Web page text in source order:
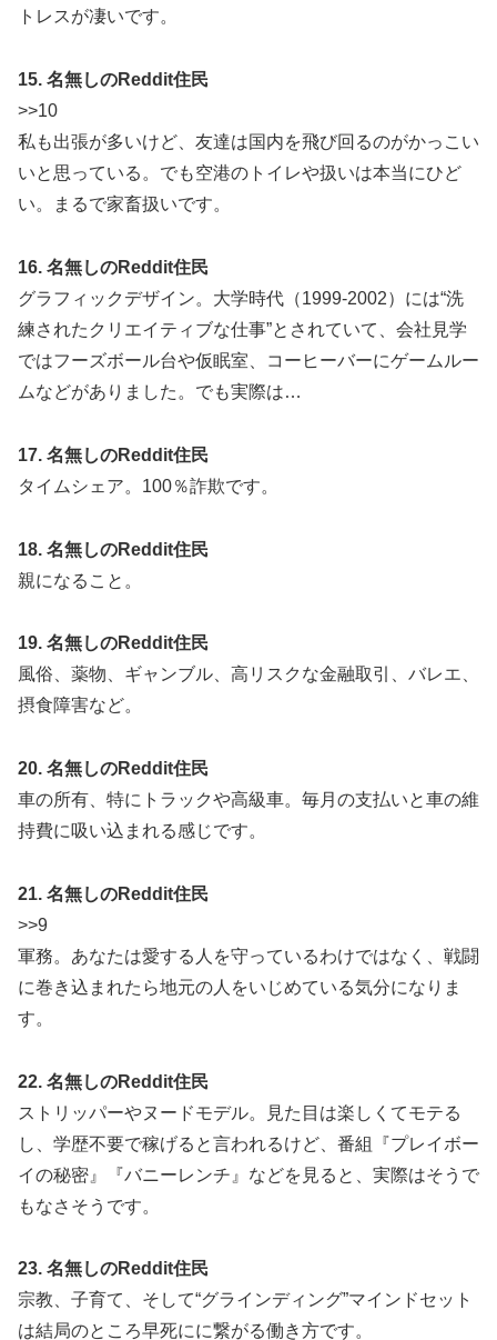
トレスが凄いです。
15. 名無しのReddit住民
>>10
私も出張が多いけど、友達は国内を飛び回るのがかっこい
いと思っている。でも空港のトイレや扱いは本当にひど
い。まるで家畜扱いです。
16. 名無しのReddit住民
グラフィックデザイン。大学時代（1999-2002）には“洗
練されたクリエイティブな仕事”とされていて、会社見学
ではフーズボール台や仮眠室、コーヒーバーにゲームルー
ムなどがありました。でも実際は…
17. 名無しのReddit住民
タイムシェア。100％詐欺です。
18. 名無しのReddit住民
親になること。
19. 名無しのReddit住民
風俗、薬物、ギャンブル、高リスクな金融取引、バレエ、
摂食障害など。
20. 名無しのReddit住民
車の所有、特にトラックや高級車。毎月の支払いと車の維
持費に吸い込まれる感じです。
21. 名無しのReddit住民
>>9
軍務。あなたは愛する人を守っているわけではなく、戦闘
に巻き込まれたら地元の人をいじめている気分になりま
す。
22. 名無しのReddit住民
ストリッパーやヌードモデル。見た目は楽しくてモテる
し、学歴不要で稼げると言われるけど、番組『プレイボー
イの秘密』『バニーレンチ』などを見ると、実際はそうで
もなさそうです。
23. 名無しのReddit住民
宗教、子育て、そして“グラインディング”マインドセット
は結局のところ早死にに繋がる働き方です。